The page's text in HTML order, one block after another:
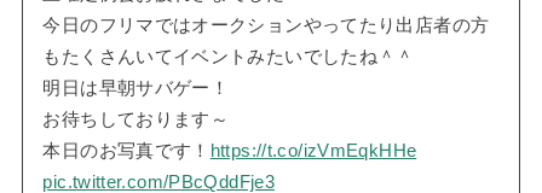
今日のフリマではオークションやってたり出店者の方
もたくさんいてイベントみたいでしたね＾＾
明日は早朝サバゲー！
お待ちしております～
本日のお写真です！ https://t.co/izVmEqkHHe
pic.twitter.com/PBcQddFje3